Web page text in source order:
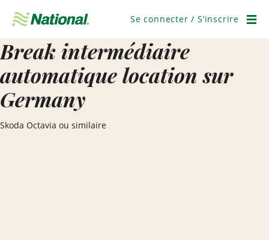
navigation
Se connecter / S’inscrire
Break intermédiaire
automatique location sur
Germany
Skoda Octavia ou similaire